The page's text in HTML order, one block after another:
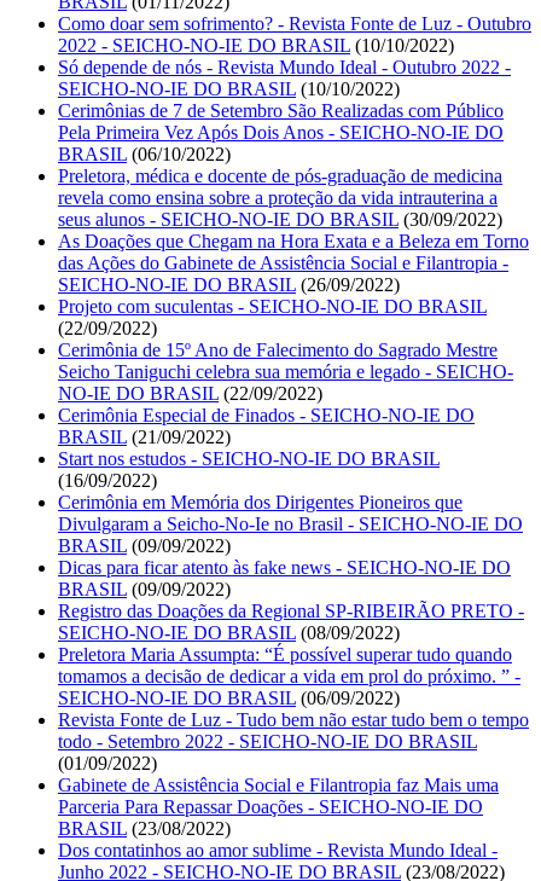
Como doar sem sofrimento? - Revista Fonte de Luz - Outubro
2022 - SEICHO-NO-IE DO BRASIL (10/10/2022)
Só depende de nós - Revista Mundo Ideal - Outubro 2022 -
SEICHO-NO-IE DO BRASIL (10/10/2022)
Cerimônias de 7 de Setembro São Realizadas com Público
Pela Primeira Vez Após Dois Anos - SEICHO-NO-IE DO
BRASIL (06/10/2022)
Preletora, médica e docente de pós-graduação de medicina
revela como ensina sobre a proteção da vida intrauterina a
seus alunos - SEICHO-NO-IE DO BRASIL (30/09/2022)
As Doações que Chegam na Hora Exata e a Beleza em Torno
das Ações do Gabinete de Assistência Social e Filantropia -
SEICHO-NO-IE DO BRASIL (26/09/2022)
Projeto com suculentas - SEICHO-NO-IE DO BRASIL
(22/09/2022)
Cerimônia de 15º Ano de Falecimento do Sagrado Mestre
Seicho Taniguchi celebra sua memória e legado - SEICHO-
NO-IE DO BRASIL (22/09/2022)
Cerimônia Especial de Finados - SEICHO-NO-IE DO
BRASIL (21/09/2022)
Start nos estudos - SEICHO-NO-IE DO BRASIL
(16/09/2022)
Cerimônia em Memória dos Dirigentes Pioneiros que
Divulgaram a Seicho-No-Ie no Brasil - SEICHO-NO-IE DO
BRASIL (09/09/2022)
Dicas para ficar atento às fake news - SEICHO-NO-IE DO
BRASIL (09/09/2022)
Registro das Doações da Regional SP-RIBEIRÃO PRETO -
SEICHO-NO-IE DO BRASIL (08/09/2022)
Preletora Maria Assumpta: “É possível superar tudo quando
tomamos a decisão de dedicar a vida em prol do próximo. ” -
SEICHO-NO-IE DO BRASIL (06/09/2022)
Revista Fonte de Luz - Tudo bem não estar tudo bem o tempo
todo - Setembro 2022 - SEICHO-NO-IE DO BRASIL
(01/09/2022)
Gabinete de Assistência Social e Filantropia faz Mais uma
Parceria Para Repassar Doações - SEICHO-NO-IE DO
BRASIL (23/08/2022)
Dos contatinhos ao amor sublime - Revista Mundo Ideal -
Junho 2022 - SEICHO-NO-IE DO BRASIL (23/08/2022)